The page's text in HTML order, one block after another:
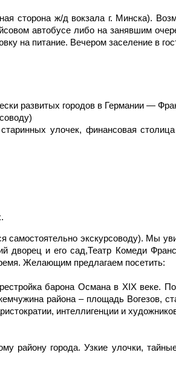
сторона ж/д вокзала г. Минска).
автобусе либо на занявшим
на питание. Вечером заселение в
развитых городов в Германии —
улочек, финансовая
самостоятельно экскурсоводу).
дворец и его сад,Театр Комеди
Желающим предлагаем посетить:
барона Османа в XIX веке.
района – площадь Вогезов,
интеллигенции и
города. Узкие улочки,